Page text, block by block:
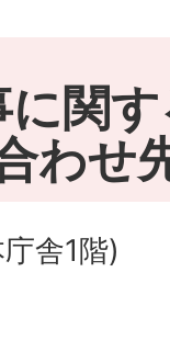
に関
わせ
舎1階)